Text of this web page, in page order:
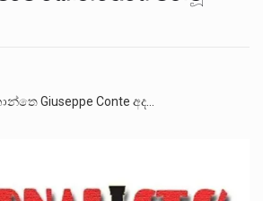
Giuseppe Conte අද…